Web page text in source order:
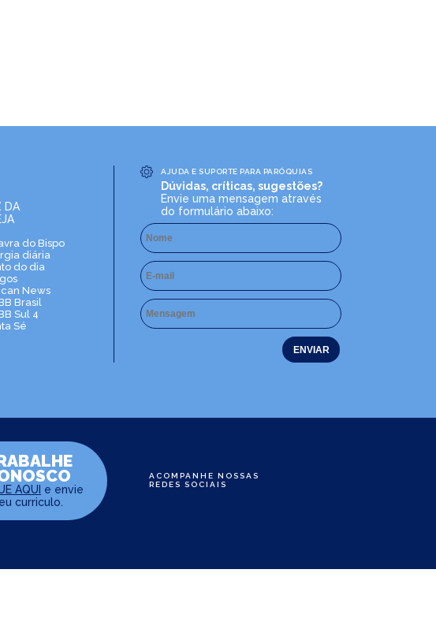
DA
do Bispo
diária
do dia
News
Brasil
Sul 4
Sé
AJUDA E SUPORTE PARA PARÓQUIAS
Dúvidas, críticas, sugestões?
Envie uma mensagem através
do formulário abaixo:
AQUI e envie
curriculo.
ACOMPANHE NOSSAS
REDES SOCIAIS